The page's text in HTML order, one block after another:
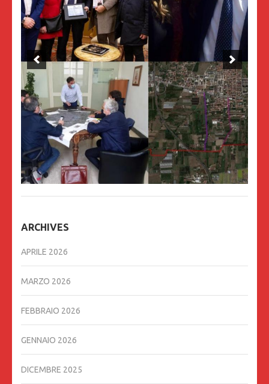
ARCHIVES
APRILE 2026
MARZO 2026
FEBBRAIO 2026
GENNAIO 2026
DICEMBRE 2025